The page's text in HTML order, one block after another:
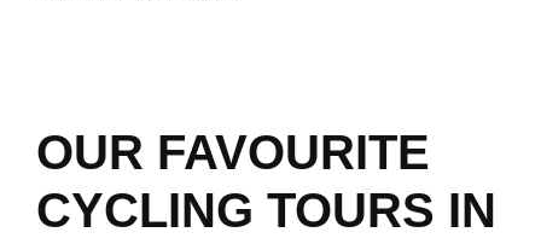
OUR FAVOURITE
CYCLING TOURS IN